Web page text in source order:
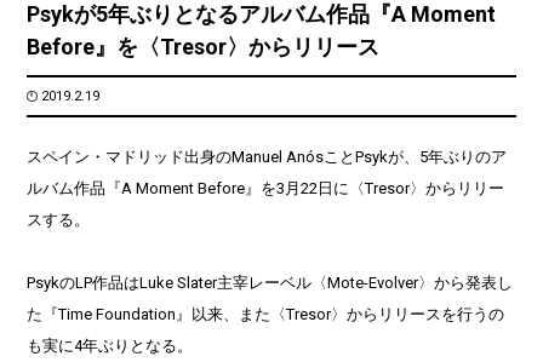
Psykが5年ぶりとなるアルバム作品『A Moment
Before』を〈Tresor〉からリリース
2019.2.19
スペイン・マドリッド出身のManuel AnósことPsykが、5年ぶりのア
ルバム作品『A Moment Before』を3月22日に〈Tresor〉からリリー
スする。
PsykのLP作品はLuke Slater主宰レーベル〈Mote-Evolver〉から発表し
た『Time Foundation』以来、また〈Tresor〉からリリースを行うの
も実に4年ぶりとなる。